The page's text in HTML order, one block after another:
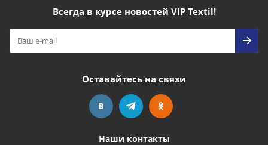
Всегда в курсе новостей VIP Textil!
Оставайтесь на связи
Наши контакты